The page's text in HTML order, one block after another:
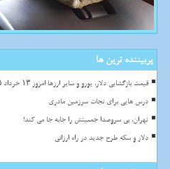
پربیننده ترین ها
قیمت بازگشایی دلار، یورو و سایر ارزها امروز ۱۳ خرداد ۱۴۰۵ به همراه جدول
درس هایی برای نجات سرزمین مادری
تهران، بی سروصدا جمعیتش را جابه جا می کند!
دلار و سکه طرح جدید در راه ارزانی